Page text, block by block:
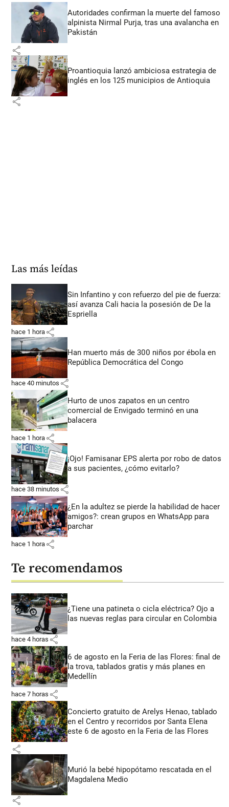
Autoridades confirman la muerte del famoso
alpinista Nirmal Purja, tras una avalancha en
Pakistán
share
Proantioquia lanzó ambiciosa estrategia de
inglés en los 125 municipios de Antioquia
share
Las más leídas
Sin Infantino y con refuerzo del pie de fuerza:
así avanza Cali hacia la posesión de De la
Espriella
hace 1 hora share
Han muerto más de 300 niños por ébola en
República Democrática del Congo
hace 40 minutos share
Hurto de unos zapatos en un centro
comercial de Envigado terminó en una
balacera
hace 1 hora share
¡Ojo! Famisanar EPS alerta por robo de datos
a sus pacientes, ¿cómo evitarlo?
hace 38 minutos share
¿En la adultez se pierde la habilidad de hacer
amigos?: crean grupos en WhatsApp para
parchar
hace 1 hora share
Te recomendamos
¿Tiene una patineta o cicla eléctrica? Ojo a
las nuevas reglas para circular en Colombia
hace 4 horas share
6 de agosto en la Feria de las Flores: final de
la trova, tablados gratis y más planes en
Medellín
hace 7 horas share
Concierto gratuito de Arelys Henao, tablado
en el Centro y recorridos por Santa Elena
este 6 de agosto en la Feria de las Flores
share
Murió la bebé hipopótamo rescatada en el
Magdalena Medio
share